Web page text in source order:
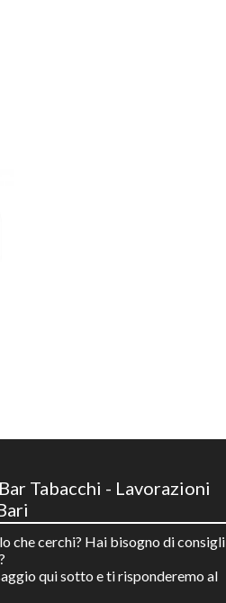
Tabacchi - Lavorazioni
che cerchi? Hai bisogno di consigli
qui sotto e ti risponderemo al